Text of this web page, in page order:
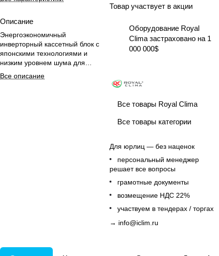
Описание
Энергоэкономичный
инверторный кассетный блок с
японскими технологиями и
низким уровнем шума для
комфортного климата в больших
помещениях.
Все описание
Товар участвует в акции
Оборудование Royal
Clima застраховано на 1
000 000$
Все товары Royal Clima
Все товары категории
Для юрлиц — без наценок
персональный менеджер
решает все вопросы
грамотные документы
возмещение НДС 22%
участвуем в тендерах / торгах
→ info@iclim.ru